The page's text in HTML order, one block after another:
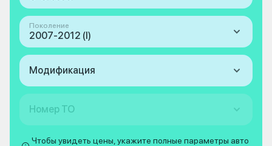
Поколение
2007-2012 (I)
Модификация
Номер ТО
Чтобы увидеть цены, укажите полные параметры авто